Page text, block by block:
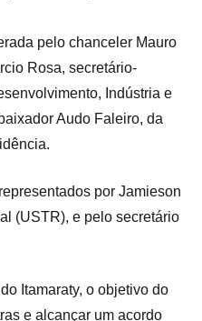
pelo chanceler Mauro
Rosa, secretário-
Indústria e
Audo Faleiro, da
por Jamieson
(USTR), e pelo secretário
Itamaraty, o objetivo do
e alcançar um acordo